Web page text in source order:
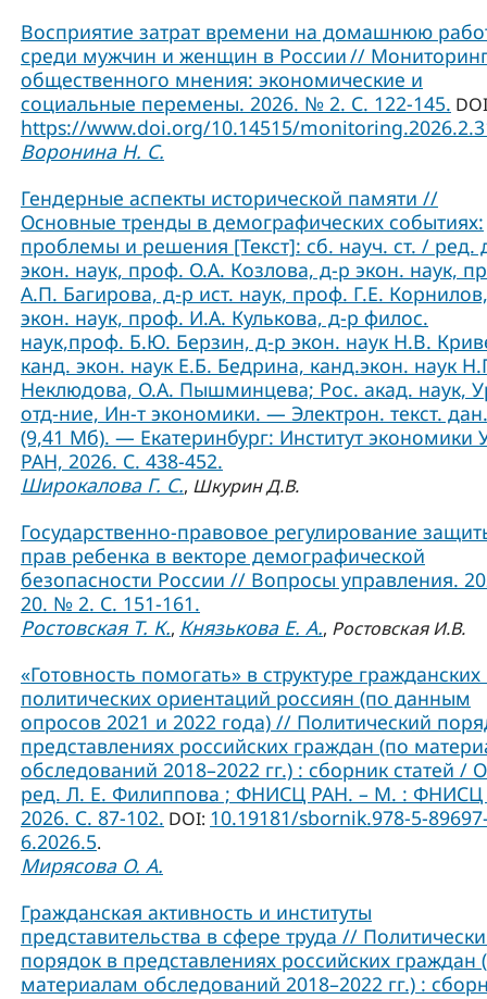
Восприятие затрат времени на домашнюю
среди мужчин и женщин в России //
общественного мнения: экономические и
социальные перемены. 2026. № 2. С. 122-145.
https://www.doi.org/10.14515/
Воронина Н. С.
Гендерные аспекты исторической памяти //
Основные тренды в демографических событиях:
проблемы и решения [Текст]: сб. науч. ст. / ред.
экон. наук, проф. О.А. Козлова, д-р экон. наук,
А.П. Багирова, д-р ист. наук, проф. Г.Е.
экон. наук, проф. И.А. Кулькова, д-р филос.
наук,проф. Б.Ю. Берзин, д-р экон. наук Н.В.
канд. экон. наук Е.Б. Бедрина, канд.экон. наук
Неклюдова, О.А. Пышминцева; Рос. акад. наук,
отд-ние, Ин-т экономики. — Электрон. текст. дан.
(9,41 Мб). — Екатеринбург: Институт экономики
РАН, 2026. С. 438-452.
Широкалова Г. С., Шкурин Д.В.
Государственно-правовое регулирование
прав ребенка в векторе демографической
безопасности России // Вопросы управления.
20. № 2. С. 151-161.
Ростовская Т. К., Князькова Е. А., Ростовская И.В.
«Готовность помогать» в структуре гражданских
политических ориентаций россиян (по данным
опросов 2021 и 2022 года) // Политический
представлениях российских граждан (по
обследований 2018–2022 гг.) : сборник статей /
ред. Л. Е. Филиппова ; ФНИСЦ РАН. – М. : ФНИСЦ
2026. C. 87-102. DOI: 10.19181/sbornik.978-5-
6.2026.5.
Мирясова О. А.
Гражданская активность и институты
представительства в сфере труда //
порядок в представлениях российских граждан
материалам обследований 2018–2022 гг.) :